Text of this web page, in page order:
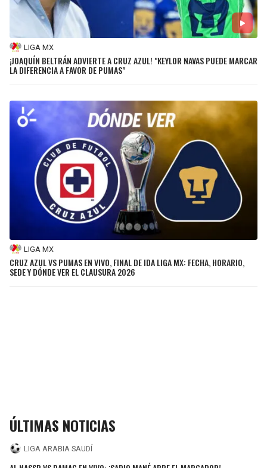
LIGA MX
¡JOAQUÍN BELTRÁN ADVIERTE A CRUZ AZUL! "KEYLOR NAVAS PUEDE MARCAR
LA DIFERENCIA A FAVOR DE PUMAS"
LIGA MX
CRUZ AZUL VS PUMAS EN VIVO, FINAL DE IDA LIGA MX: FECHA, HORARIO,
SEDE Y DÓNDE VER EL CLAUSURA 2026
ÚLTIMAS NOTICIAS
LIGA ARABIA SAUDÍ